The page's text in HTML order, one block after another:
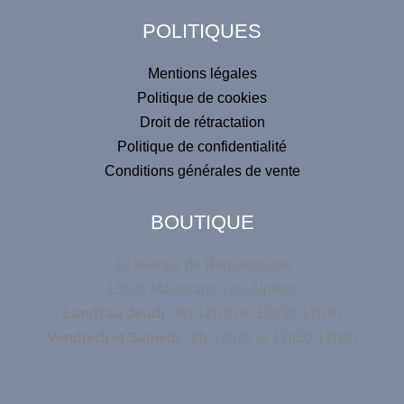
POLITIQUES
Mentions légales
Politique de cookies
Droit de rétractation
Politique de confidentialité
Conditions générales de vente
BOUTIQUE
10 avenue de Roquerousse
13520 Maussane-Les-Alpilles
Lundi au Jeudi : 8h-12h30 et 13h30-17h30
Vendredi et Samedi : 8h-12h30 et 13h30-17h00